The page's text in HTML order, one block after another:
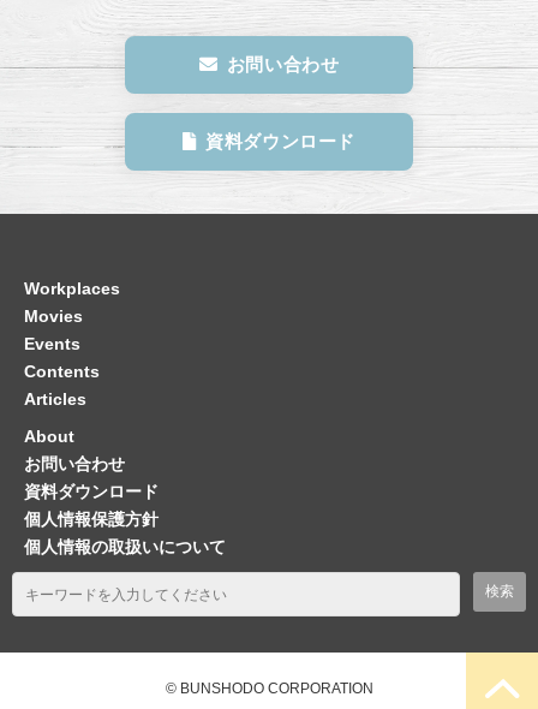
お問い合わせ
資料ダウンロード
Workplaces
Movies
Events
Contents
Articles
About
お問い合わせ
資料ダウンロード
個人情報保護方針
個人情報の取扱いについて
© BUNSHODO CORPORATION